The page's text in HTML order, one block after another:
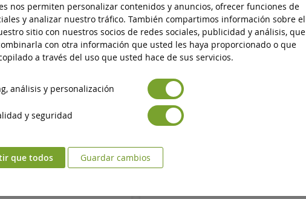
años
nos permiten personalizar contenidos y anuncios, ofrecer funciones de
y analizar nuestro tráfico. También compartimos información sobre el
sitio con nuestros socios de redes sociales, publicidad y análisis, que
con otra información que usted les haya proporcionado o que
a través del uso que usted hace de sus servicios.
análisis y personalización
y seguridad
que todos Guardar cambios